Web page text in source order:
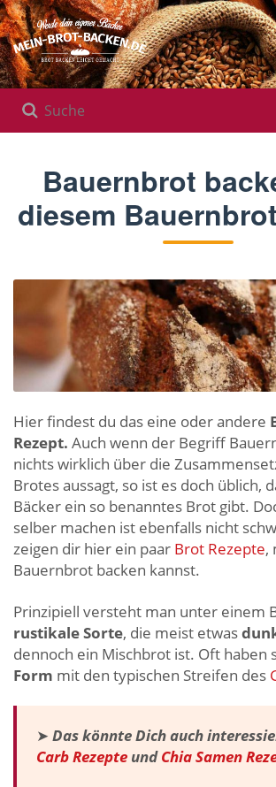
Zum
Hauptinhalt
springen
Bauernbrot
diesem
Hier findest du das eine oder andere
Rezept. Auch wenn der Begriff
nichts wirklich über die
Brotes aussagt, so ist es doch üblich,
Bäcker ein so benanntes Brot gibt.
selber machen ist ebenfalls nicht
zeigen dir hier ein paar Brot Rezepte,
Bauernbrot backen kannst.
Prinzipiell versteht man unter einem
rustikale Sorte, die meist etwas
dennoch ein Mischbrot ist. Oft haben
Form mit den typischen Streifen des
➤Das könnte Dich auch
Carb Rezepte undChia Samen